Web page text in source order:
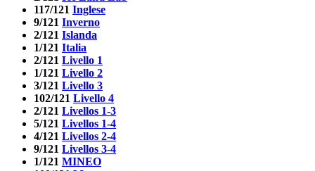
117/121 Inglese
9/121 Inverno
2/121 Islanda
1/121 Italia
2/121 Livello 1
1/121 Livello 2
3/121 Livello 3
102/121 Livello 4
2/121 Livellos 1-3
5/121 Livellos 1-4
4/121 Livellos 2-4
9/121 Livellos 3-4
1/121 MINEO